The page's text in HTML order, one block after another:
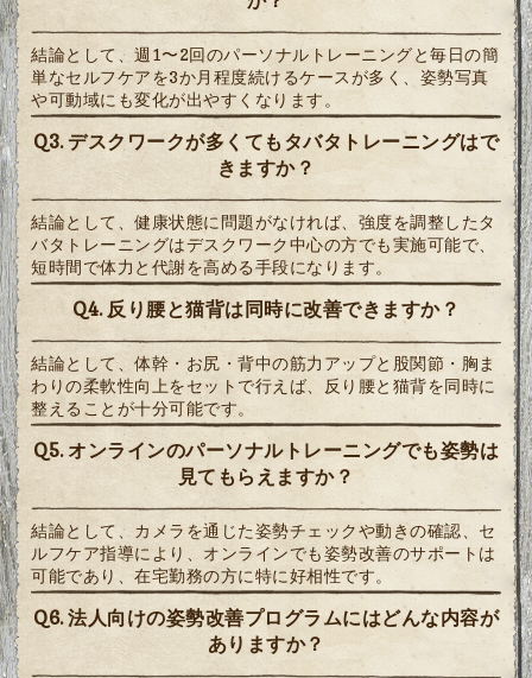
結論として、週1〜2回のパーソナルトレーニングと毎日の簡
単なセルフケアを3か月程度続けるケースが多く、姿勢写真
や可動域にも変化が出やすくなります。
Q3. デスクワークが多くてもタバタトレーニングはで
きますか？
結論として、健康状態に問題がなければ、強度を調整したタ
バタトレーニングはデスクワーク中心の方でも実施可能で、
短時間で体力と代謝を高める手段になります。
Q4. 反り腰と猫背は同時に改善できますか？
結論として、体幹・お尻・背中の筋力アップと股関節・胸ま
わりの柔軟性向上をセットで行えば、反り腰と猫背を同時に
整えることが十分可能です。
Q5. オンラインのパーソナルトレーニングでも姿勢は
見てもらえますか？
結論として、カメラを通じた姿勢チェックや動きの確認、セ
ルフケア指導により、オンラインでも姿勢改善のサポートは
可能であり、在宅勤務の方に特に好相性です。
Q6. 法人向けの姿勢改善プログラムにはどんな内容が
ありますか？